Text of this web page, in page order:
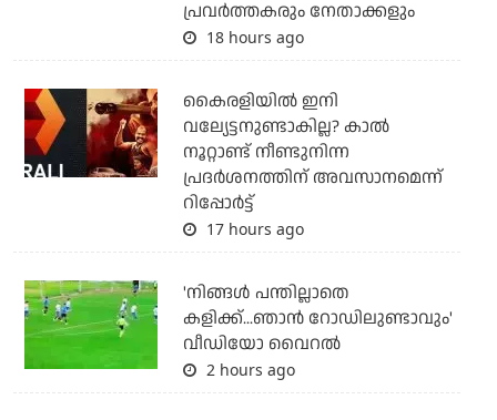
പ്രവര്‍ത്തകരും നേതാക്കളും
18 hours ago
കൈരളിയില്‍ ഇനി
വല്യേട്ടനുണ്ടാകില്ല? കാല്‍
നൂറ്റാണ്ട് നീണ്ടുനിന്ന
പ്രദര്‍ശനത്തിന് അവസാനമെന്ന്
റിപ്പോര്‍ട്ട്
17 hours ago
'നിങ്ങള്‍ പന്തില്ലാതെ
കളിക്ക്...ഞാന്‍ റോഡിലുണ്ടാവും'
വീഡിയോ വൈറല്‍
2 hours ago